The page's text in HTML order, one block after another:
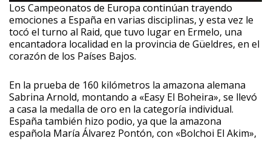
Los Campeonatos de Europa continúan trayendo
emociones a España en varias disciplinas, y esta vez le
tocó el turno al Raid, que tuvo lugar en Ermelo, una
encantadora localidad en la provincia de Güeldres, en el
corazón de los Países Bajos.
En la prueba de 160 kilómetros la amazona alemana
Sabrina Arnold, montando a «Easy El Boheira», se llevó
a casa la medalla de oro en la categoría individual.
España también hizo podio, ya que la amazona
española María Álvarez Pontón, con «Bolchoi El Akim»,